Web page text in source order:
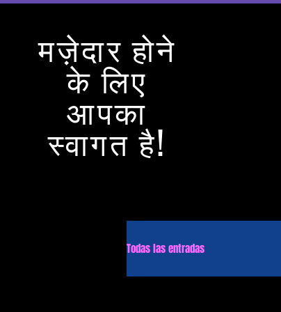
मज़ेदार होने
के लिए
आपका
स्वागत है!
Todas las entradas